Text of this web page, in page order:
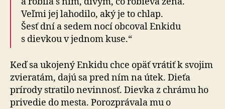
Veľmi jej lahodilo, aký je to chlap.
Šesť dní a sedem nocí obcoval Enkidu
s dievkou v jednom kuse.“
Keď sa ukojený Enkidu chce opäť vrátiť k svojim
zvieratám, dajú sa pred ním na útek. Dieťa
prírody stratilo nevinnosť. Dievka z chrámu ho
privedie do mesta. Porozprávala mu o